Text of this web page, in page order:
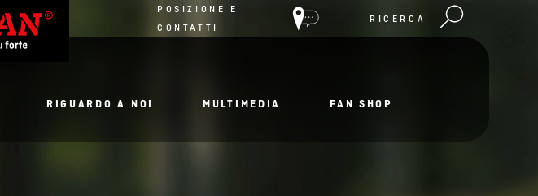
POSIZIONE E
CONTATTI
RICERCA
RIGUARDO A NOI MULTIMEDIA FAN SHOP